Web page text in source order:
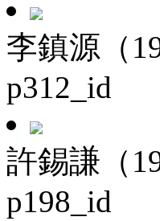
李鎮源（
p312_id
許錫謙（
p198_id